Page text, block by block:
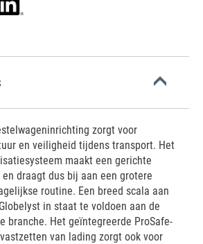
zorgt voor
en veiligheid tijdens transport. Het
maakt een gerichte
draagt dus bij aan een grotere
routine. Een breed scala aan
in staat te voldoen aan de
branche. Het geïntegreerde ProSafe-
van lading zorgt ook voor